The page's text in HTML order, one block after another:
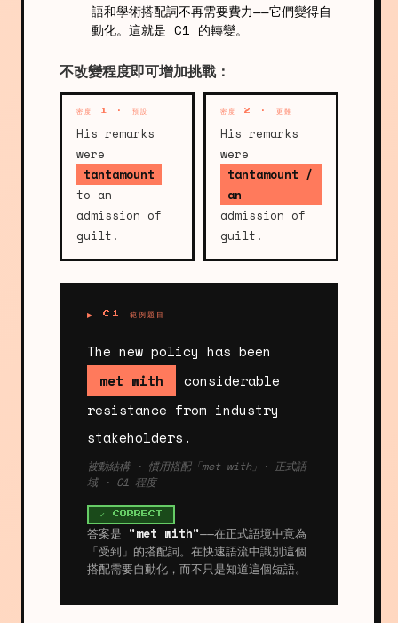
語和學術搭配詞不再需要費力——它們變得自
動化。這就是 C1 的轉變。
不改變程度即可增加挑戰：
密度 1 · 預設
His remarks
were
tantamount
to an
admission of
guilt.
密度 2 · 更難
His remarks
were
tantamount /
an
admission of
guilt.
▶ C1 範例題目
The new policy has been
met with
considerable
resistance from industry
stakeholders.
被動結構 · 慣用搭配「met with」· 正式語
域 · C1 程度
✓ CORRECT
答案是 "met with"——在正式語境中意為
「受到」的搭配詞。在快速語流中識別這個
搭配需要自動化，而不只是知道這個短語。